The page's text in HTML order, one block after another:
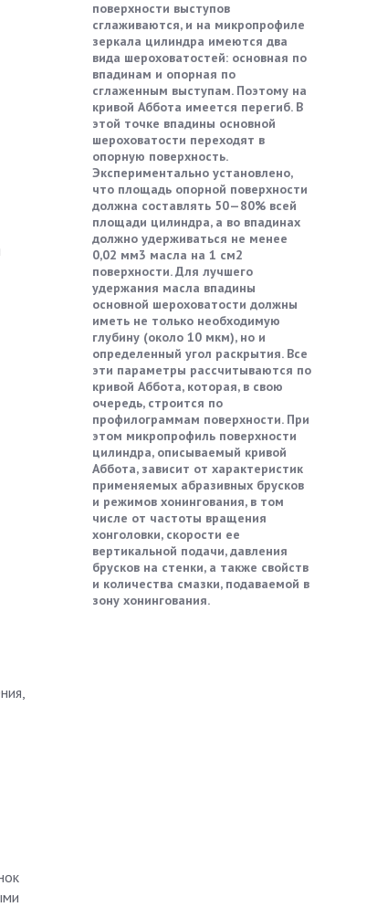
поверхности выступов
сглаживаются, и на микропрофиле
зеркала цилиндра имеются два
вида шероховатостей: основная по
впадинам и опорная по
сглаженным выступам. Поэтому на
кривой Аббота имеется перегиб. В
этой точке впадины основной
шероховатости переходят в
опорную поверхность.
Экспериментально установлено,
что площадь опорной поверхности
должна составлять 50—80% всей
площади цилиндра, а во впадинах
должно удерживаться не менее
0,02 мм3 масла на 1 см2
поверхности. Для лучшего
удержания масла впадины
основной шероховатости должны
иметь не только необходимую
глубину (около 10 мкм), но и
определенный угол раскрытия. Все
эти параметры рассчитываются по
кривой Аббота, которая, в свою
очередь, строится по
профилограммам поверхности. При
этом микропрофиль поверхности
цилиндра, описываемый кривой
Аббота, зависит от характеристик
применяемых абразивных брусков
и режимов хонингования, в том
числе от частоты вращения
хонголовки, скорости ее
вертикальной подачи, давления
брусков на стенки, а также свойств
и количества смазки, подаваемой в
зону хонингования.